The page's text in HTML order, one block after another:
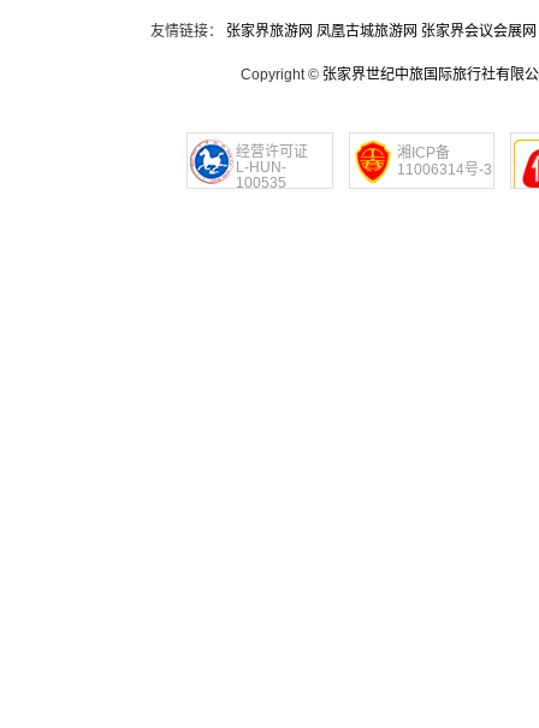
友情链接： 张家界旅游网 凤凰古城旅游网 张家界会议会展网
Copyright © 张家界世纪中旅国际旅行社有限
经营许可证
L-HUN-
100535
湘ICP备
11006314号-3